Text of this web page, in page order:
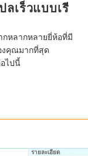
เร็วแบบเรี
หลากหลายยี่ห้อที่มี
งคุณมากที่สุด
ไปนี้
รายละเอียด